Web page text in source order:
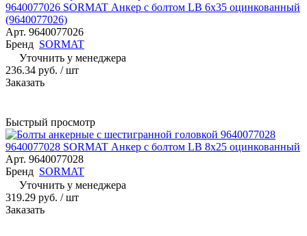
9640077026 SORMAT Анкер с болтом LB 6х35 оцинкованный
(9640077026)
Арт. 9640077026
Бренд SORMAT
Уточнить у менеджера
236.34 руб. / шт
Заказать
Быстрый просмотр
9640077028 SORMAT Анкер с болтом LB 8х25 оцинкованный
Арт. 9640077028
Бренд SORMAT
Уточнить у менеджера
319.29 руб. / шт
Заказать